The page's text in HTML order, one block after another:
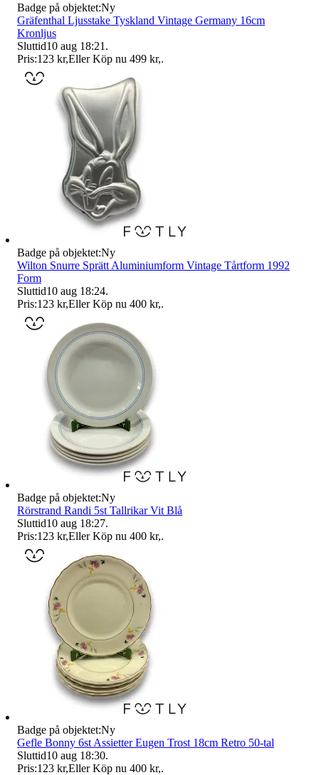
Badge på objektet:Ny
Gräfenthal Ljusstake Tyskland Vintage Germany 16cm
Kronljus
Sluttid10 aug 18:21 .
Pris:123 kr,Eller Köp nu 499 kr,.
Badge på objektet:Ny
Wilton Snurre Sprätt Aluminiumform Vintage Tårtform 1992
Form
Sluttid10 aug 18:24.
Pris:123 kr,Eller Köp nu 400 kr,.
Badge på objektet:Ny
Rörstrand Randi 5st Tallrikar Vit Blå
Sluttid10 aug 18:27.
Pris:123 kr,Eller Köp nu 400 kr,.
Badge på objektet:Ny
Gefle Bonny 6st Assietter Eugen Trost 18cm Retro 50-tal
Sluttid10 aug 18:30.
Pris:123 kr,Eller Köp nu 400 kr,.